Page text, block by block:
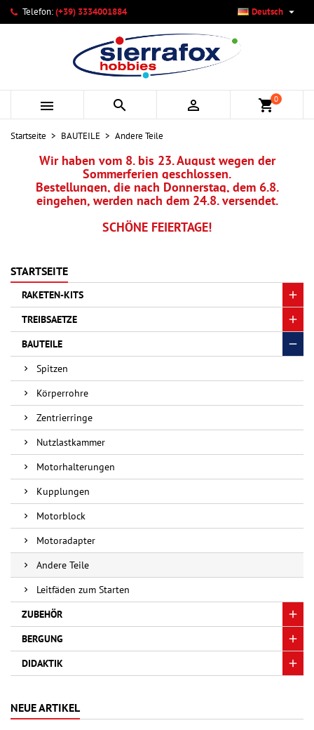
Telefon:(+39) 3334001884 Deutsch 
   shopping_cart0
Startseite BAUTEILE Andere Teile
Wir haben vom 8. bis 23. August wegen der
Sommerferien geschlossen.
Bestellungen, die nach Donnerstag, dem 6.8.
eingehen, werden nach dem 24.8. versendet.
SCHÖNE FEIERTAGE!
STARTSEITE
RAKETEN-KITS
TREIBSAETZE
BAUTEILE
Spitzen
Körperrohre
Zentrierringe
Nutzlastkammer
Motorhalterungen
Kupplungen
Motorblock
Motoradapter
Andere Teile
Leitfäden zum Starten
ZUBEHÖR
BERGUNG
DIDAKTIK
NEUE ARTIKEL
Ihre Wunschlisten ×
Neue Liste anlegen
((modalTitle)) ×
((confirmMessage))
((cancelText)) ((modalDeleteText))
Wunschliste erstellen ×
Name der Wunschliste
Abbrechen
Anmelden ×
Sie müssen angemeldet sein, um Artikel Ihrer Wunschliste
hinzufügen zu können.
Abbrechen Anmelden